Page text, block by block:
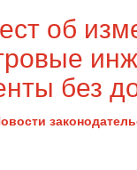
об
без